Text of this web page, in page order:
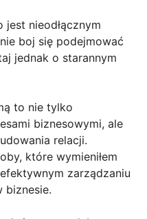
jest nieodłącznym
boj się podejmować
jednak o starannym
to nie tylko
biznesowymi, ale
relacji.
które wymieniłem
zarządzaniu
biznesie.